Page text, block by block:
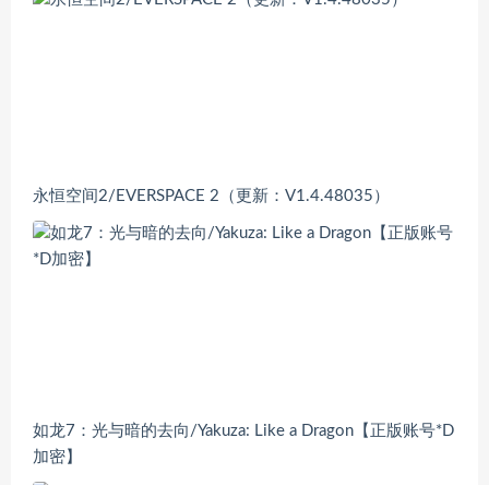
永恒空间2/EVERSPACE 2（更新：V1.4.48035）
如龙7：光与暗的去向/Yakuza: Like a Dragon【正版账号*D
加密】